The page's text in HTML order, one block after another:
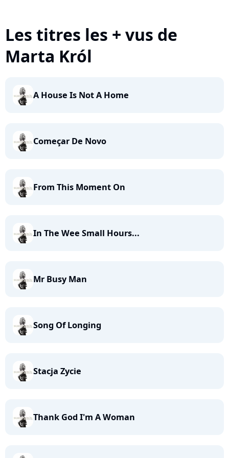
Les titres les + vus de
Marta Król
A House Is Not A Home
Começar De Novo
From This Moment On
In The Wee Small Hours...
Mr Busy Man
Song Of Longing
Stacja Zycie
Thank God I'm A Woman